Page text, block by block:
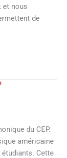
et nous
de
du CEP.
américaine
Cette